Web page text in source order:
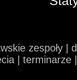
zespoły
|